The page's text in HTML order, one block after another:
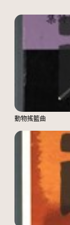
動物搖籃曲